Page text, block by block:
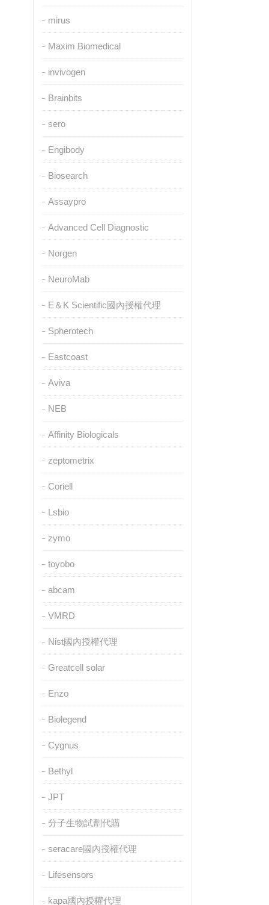
mirus
Maxim Biomedical
invivogen
Brainbits
sero
Engibody
Biosearch
Assaypro
Advanced Cell Diagnostic
Norgen
NeuroMab
E＆K Scientific國內授權代理
Spherotech
Eastcoast
Aviva
NEB
Affinity Biologicals
zeptometrix
Coriell
Lsbio
zymo
toyobo
abcam
VMRD
Nist國內授權代理
Greatcell solar
Enzo
Biolegend
Cygnus
Bethyl
JPT
分子生物試劑代購
seracare國內授權代理
Lifesensors
kapa國內授權代理